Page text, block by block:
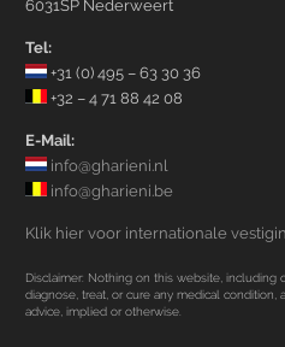
6031SP Nederweert
Tel:
+31 (0) 495 – 63 30 36
+32 – 4 71 88 42 08
E-Mail:
info@gharieni.nl
info@gharieni.be
Klik hier voor internationale
Disclaimer: Nothing on this website, including
diagnose, treat, or cure any medical
advice, implied or otherwise.